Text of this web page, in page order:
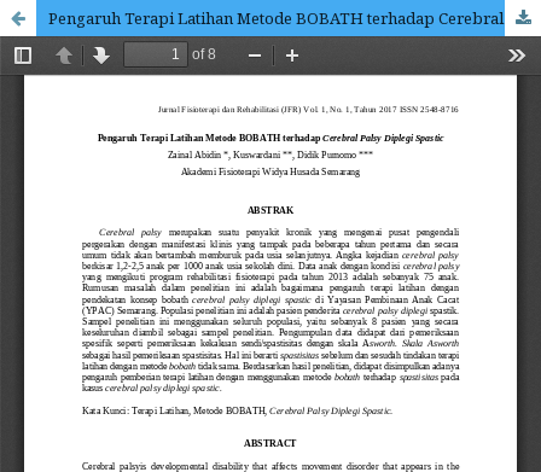
Pengaruh Terapi Latihan Metode BOBATH terhadap Cerebral Palsy Diplegi Spastic